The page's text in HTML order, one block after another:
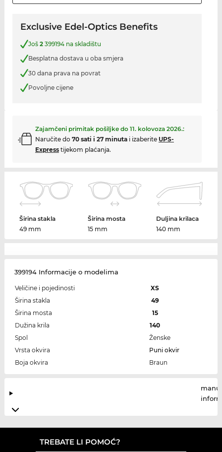
Exclusive Edel-Optics Benefits
Još 2399194 na skladištu
Besplatna dostava u oba smjera
30 dana prava na povrat
Povoljne cijene
Zajamčeni primitak pošiljke do 11. kolovoza 2026.:
Naručite do 70 sati i 27 minutai izaberite UPS-
Expresstijekom plaćanja.
Širina stakla
49 mm
Širina mosta
15 mm
Duljina krilaca
140 mm
399194 Informacije o modelima
Veličine i pojedinosti
XS
Širina stakla
49
Širina mosta
15
Dužina krila
140
Spol
Ženske
Vrsta okvira
Puni okvir
Boja okvira
Braun
TREBATE LI POMOĆ?